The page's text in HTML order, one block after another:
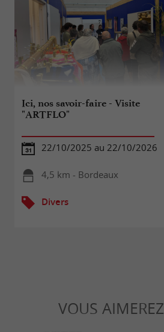
Ici, nos savoir-faire - Visite
"ARTFLO"
22/10/2025 au 22/10/2026
4,5 km - Bordeaux
Divers
VOUS AIMEREZ